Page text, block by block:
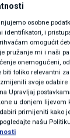
počnu
jezero
pa
koji
li koliko
jedno
PROMJENE
osobne
identifikatori, i
omogućit
pružanje mi i naši
onemogućeni,
toliko relevantni
svoje
Upravljaj
u donjem lijevom
primijeniti kako
našu